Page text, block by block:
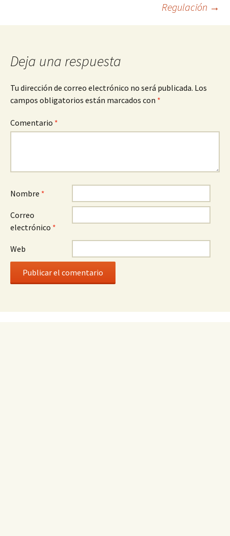
Regulación →
Deja una respuesta
Tu dirección de correo electrónico no será publicada. Los
campos obligatorios están marcados con *
Comentario *
Nombre *
Correo
electrónico *
Web